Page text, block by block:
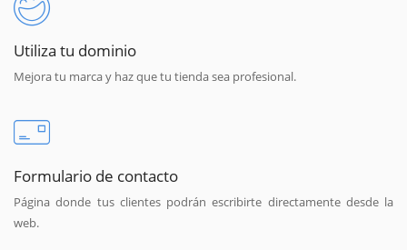
Utiliza tu dominio
Mejora tu marca y haz que tu tienda sea profesional.
Formulario de contacto
Página donde tus clientes podrán escribirte directamente desde la
web.